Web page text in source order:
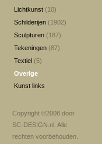
Lichtkunst (10)
Schilderijen (1902)
Sculpturen (187)
Tekeningen (87)
Textiel (5)
Overige
Kunst links
Copyright ©2008 door
SC-DESIGN.nl . Alle
rechten voorbehouden.